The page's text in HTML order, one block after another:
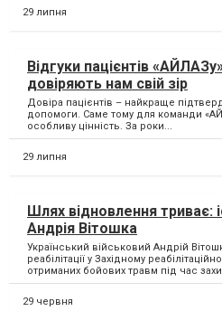
29 липня
Відгуки пацієнтів
довіряють нам свій зір
Довіра пацієнтів – найкраще
допомоги. Саме тому для команди
особливу цінність. За роки...
29 липня
Шлях відновлення триває:
Андрія Вітошка
Український військовий Андрій
реабілітації у Західному
отриманих бойових травм під час
29 червня